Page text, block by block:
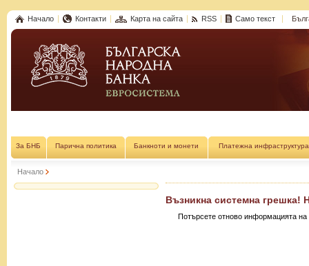
Начало Контакти Карта на сайта RSS Само текст
За БНБ Парична политика Банкноти и монети Платежна инфраструктура
Начало
Възникна системна грешка!
Потърсете отново информацията на